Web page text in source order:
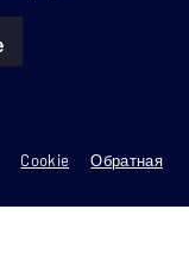
Cookie
Обратная